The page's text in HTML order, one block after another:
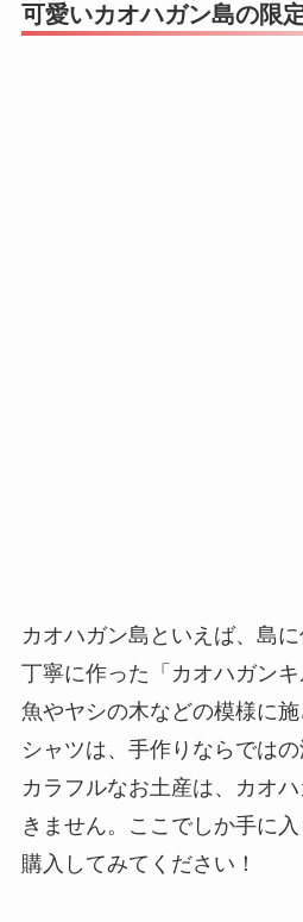
可愛いカオハガン島の限
カオハガン島といえば、島
丁寧に作った「カオハガンキ
魚やヤシの木などの模様に
シャツは、手作りならではの
カラフルなお土産は、カオ
きません。ここでしか手に
購入してみてください！